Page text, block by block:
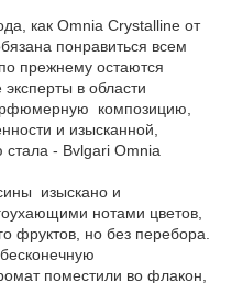
как Omnia Crystalline от
понравиться всем
прежнему остаются
в области
композицию,
и изысканной,
стала - Bvlgari Omnia
изыскано и
нотами цветов,
фруктов, но без перебора.
поместили во флакон,